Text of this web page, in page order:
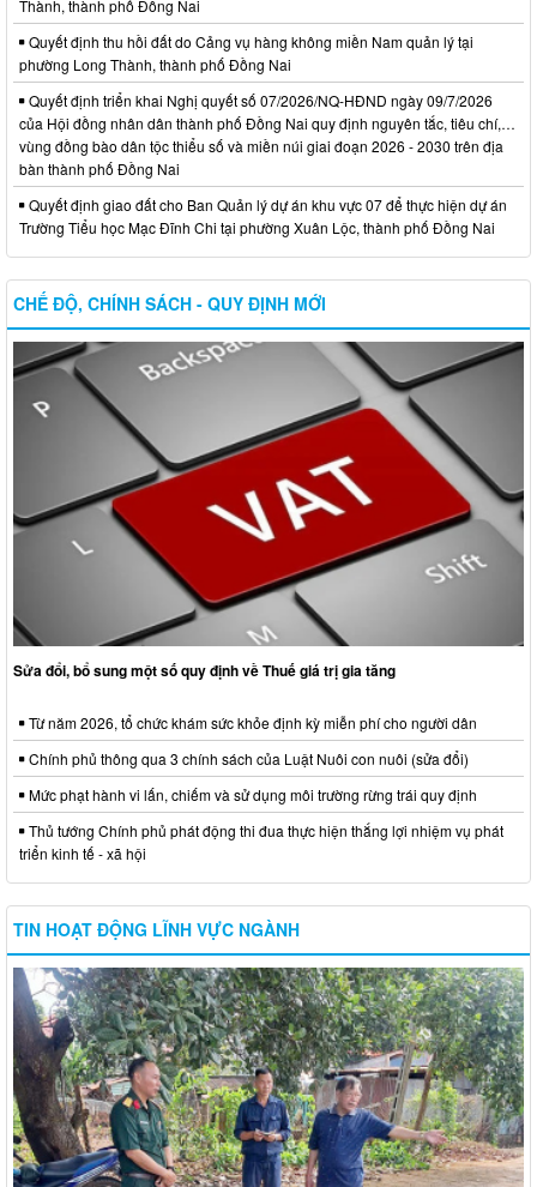
Thành, thành phố Đồng Nai
Quyết định thu hồi đất do Cảng vụ hàng không miền Nam quản lý tại
phường Long Thành, thành phố Đồng Nai
Quyết định triển khai Nghị quyết số 07/2026/NQ-HĐND ngày 09/7/2026
của Hội đồng nhân dân thành phố Đồng Nai quy định nguyên tắc, tiêu chí,…
vùng đồng bào dân tộc thiểu số và miền núi giai đoạn 2026 - 2030 trên địa
bàn thành phố Đồng Nai
Quyết định giao đất cho Ban Quản lý dự án khu vực 07 để thực hiện dự án
Trường Tiểu học Mạc Đĩnh Chi tại phường Xuân Lộc, thành phố Đồng Nai
CHẾ ĐỘ, CHÍNH SÁCH - QUY ĐỊNH MỚI
Sửa đổi, bổ sung một số quy định về Thuế giá trị gia tăng
Từ năm 2026, tổ chức khám sức khỏe định kỳ miễn phí cho người dân
Chính phủ thông qua 3 chính sách của Luật Nuôi con nuôi (sửa đổi)
Mức phạt hành vi lấn, chiếm và sử dụng môi trường rừng trái quy định
Thủ tướng Chính phủ phát động thi đua thực hiện thắng lợi nhiệm vụ phát
triển kinh tế - xã hội
TIN HOẠT ĐỘNG LĨNH VỰC NGÀNH